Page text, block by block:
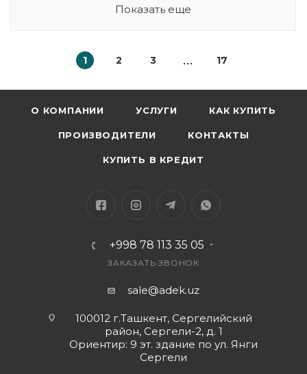
Показать еще
1 2 3 17
О КОМПАНИИ УСЛУГИ КАК КУПИТЬ
ПРОИЗВОДИТЕЛИ КОНТАКТЫ
КУПИТЬ В КРЕДИТ
+998 78 113 35 05
ЗАКАЗАТЬ ЗВОНОК
sale@adek.uz
100012 г.Ташкент, Сергелийский
район, Сергели-2, д. 1
Ориентир: 9 эт. здание по ул. Янги
Сергели